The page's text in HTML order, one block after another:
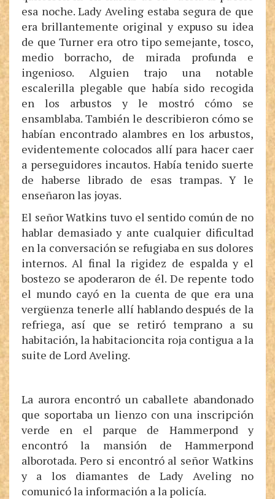
esa noche. Lady Aveling estaba segura de que
era brillantemente original y expuso su idea
de que Turner era otro tipo semejante, tosco,
medio borracho, de mirada profunda e
ingenioso. Alguien trajo una notable
escalerilla plegable que había sido recogida
en los arbustos y le mostró cómo se
ensamblaba. También le describieron cómo se
habían encontrado alambres en los arbustos,
evidentemente colocados allí para hacer caer
a perseguidores incautos. Había tenido suerte
de haberse librado de esas trampas. Y le
enseñaron las joyas.
El señor Watkins tuvo el sentido común de no
hablar demasiado y ante cualquier dificultad
en la conversación se refugiaba en sus dolores
internos. Al final la rigidez de espalda y el
bostezo se apoderaron de él. De repente todo
el mundo cayó en la cuenta de que era una
vergüenza tenerle allí hablando después de la
refriega, así que se retiró temprano a su
habitación, la habitacioncita roja contigua a la
suite de Lord Aveling.
La aurora encontró un caballete abandonado
que soportaba un lienzo con una inscripción
verde en el parque de Hammerpond y
encontró la mansión de Hammerpond
alborotada. Pero si encontró al señor Watkins
y a los diamantes de Lady Aveling no
comunicó la información a la policía.